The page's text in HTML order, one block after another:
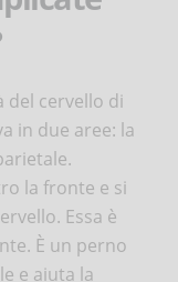
del cervello di
in due aree: la
la fronte e si
Essa è
È un perno
e aiuta la